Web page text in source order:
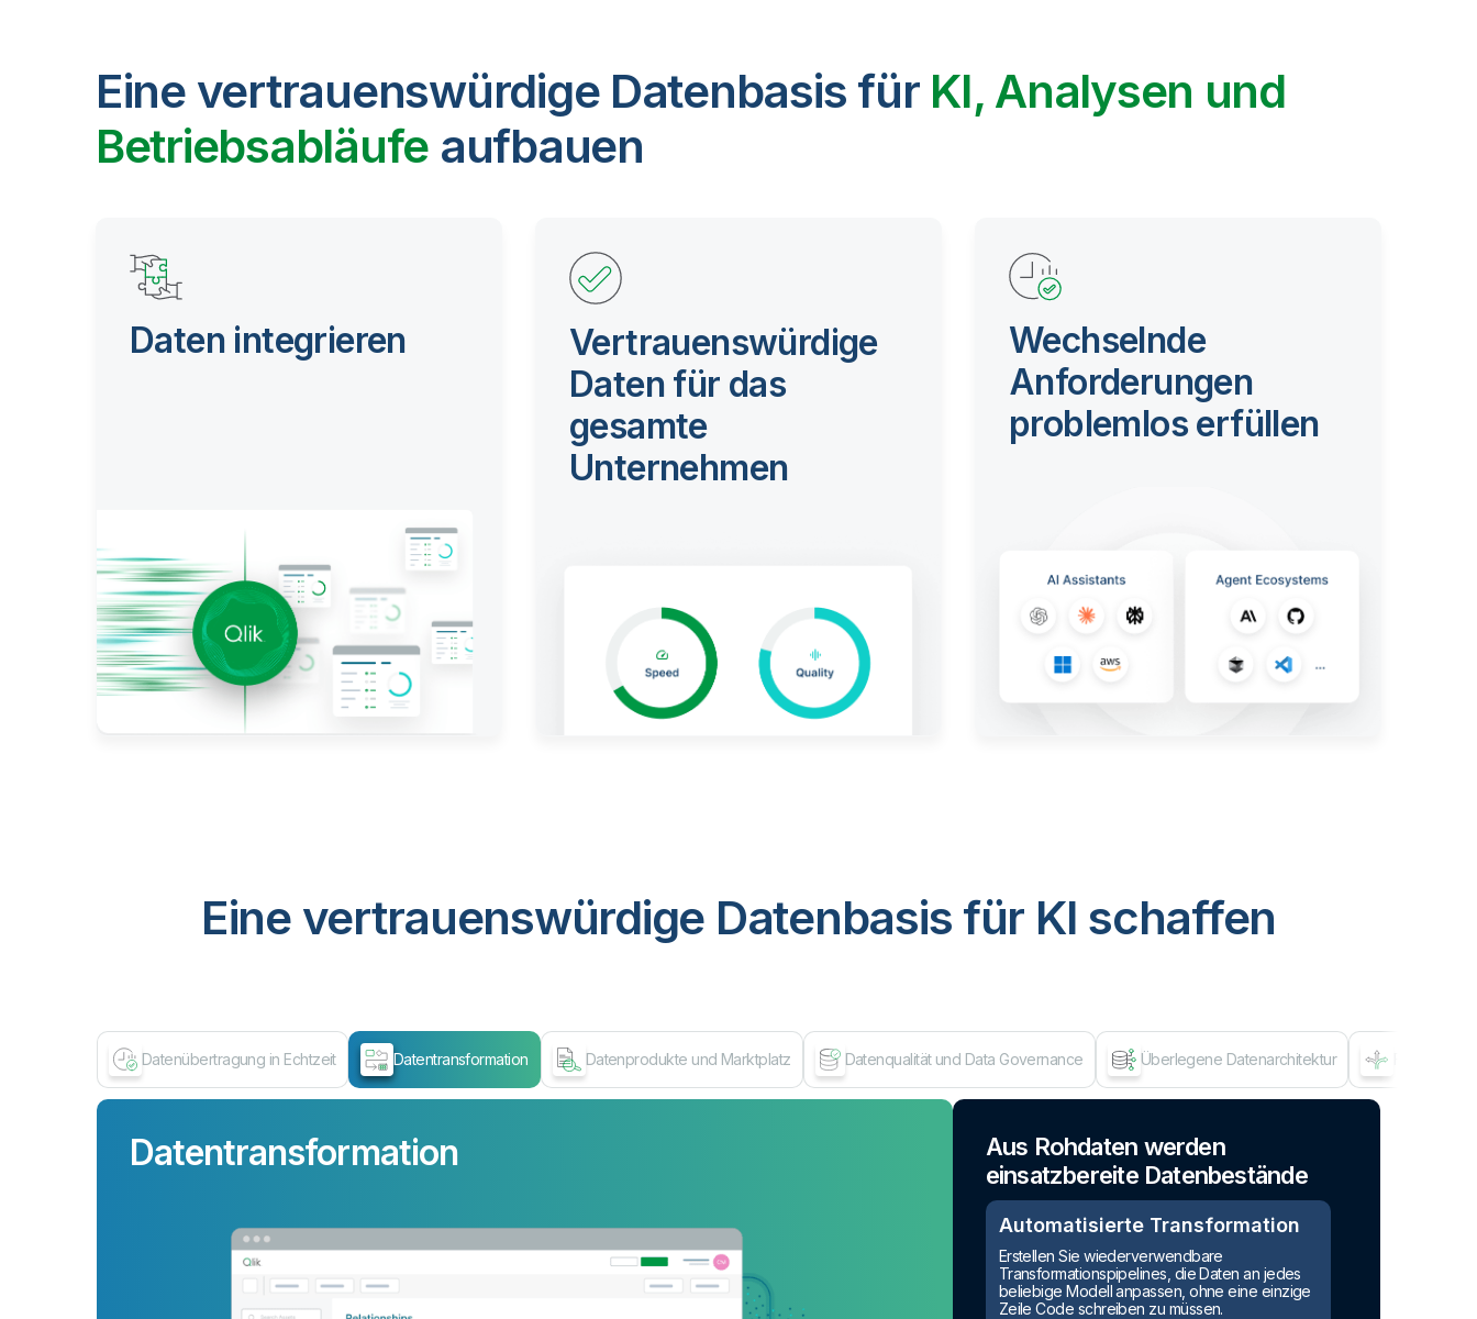
Eine vertrauenswürdige Datenbasis für KI, Analysen und
Betriebsabläufe aufbauen
Daten integrieren
Vertrauenswürdige
Daten für das
gesamte
Unternehmen
Wechselnde
Anforderungen
problemlos erfüllen
Eine vertrauenswürdige Datenbasis für KI schaffen
Datenübertragung in Echtzeit Datentransformation Datenprodukte und Marktplatz Datenqualität und Data Governance Überlegene Datenarchitektur
Datentransformation
Aus Rohdaten werden
einsatzbereite Datenbestände
Automatisierte Transformation
Erstellen Sie wiederverwendbare
Transformationspipelines, die Daten an jedes
beliebige Modell anpassen, ohne eine einzige
Zeile Code schreiben zu müssen.